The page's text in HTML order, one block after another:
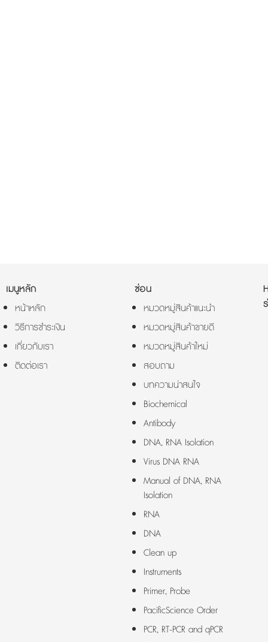
เมนูหลัก
หน้าหลัก
วิธีการชำระเงิน
เกี่ยวกับเรา
ติดต่อเรา
ซ่อน
หมวดหมู่สินค้าแนะนำ
หมวดหมู่สินค้าขายดี
หมวดหมู่สินค้าใหม่
สอบถาม
บทความน่าสนใจ
Biochemical
Antibody
DNA, RNA Isolation
Virus DNA RNA
Manual of DNA, RNA
Isolation
RNA
DNA
Clean up
Instruments
Primer, Probe
PacificScience Order
PCR, RT-PCR and qPCR